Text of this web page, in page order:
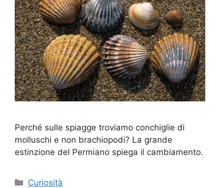
Perché sulle spiagge troviamo conchiglie di
molluschi e non brachiopodi? La grande
estinzione del Permiano spiega il cambiamento.
Categorie
Curiosità